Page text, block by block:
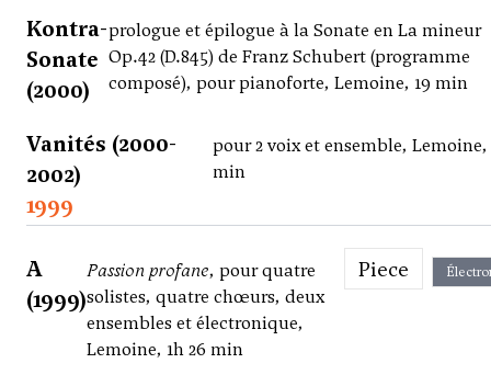
Kontra-
Sonate
(2000)
prologue et épilogue à la Sonate en La mineur
Op.42 (D.845) de Franz Schubert (programme
composé), pour pianoforte, Lemoine, 19 min
Vanités (2000-
2002)
pour 2 voix et ensemble, Lemoine,
min
1999
A
(1999)
Passion profane, pour quatre
solistes, quatre chœurs, deux
ensembles et électronique,
Lemoine, 1h 26 min
Piece